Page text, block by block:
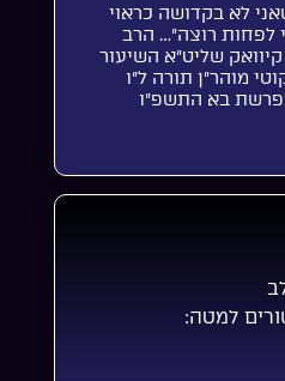
לא בקדושה כראוי
לפחות רוצה”… הרב
קיוואק שליט”א השיעור
מוהר”ן תורה ל”ו
למטה: